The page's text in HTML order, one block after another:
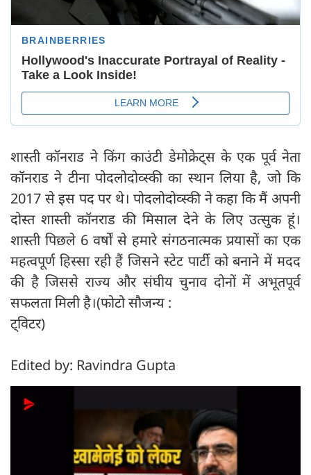
शास्ती कॉनराड ने किंग काउंटी डेमोक्रेट्स के एक पूर्व नेता
कॉनराड ने टीना पोदलोदोव्स्की का स्थान लिया है, जो कि
2017 से इस पद पर थे। पोदलोदोव्स्की ने कहा कि मैं अपनी
दोस्त शास्ती कॉनराड की मिसाल देने के लिए उत्सुक हूं।
शास्ती पिछले 6 वर्षों से हमारे संगठनात्मक प्रयासों का एक
महत्वपूर्ण हिस्सा रही हैं जिसने स्टेट पार्टी को बनाने में मदद
की है जिससे राज्य और संघीय चुनाव दोनों में अभूतपूर्व
सफलता मिली है।(फोटो सौजन्य :
ट्विटर)
Edited by: Ravindra Gupta